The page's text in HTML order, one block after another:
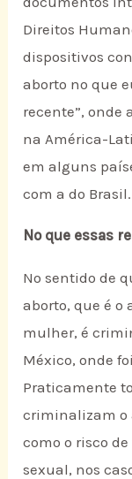
Direitos
dispositivos
aborto no que
recente”, onde
na América-
em alguns
com a do Brasil.
No que essas
No sentido de
aborto, que é o
mulher, é
México, onde
Praticamente
criminalizam o
como o risco
sexual, nos